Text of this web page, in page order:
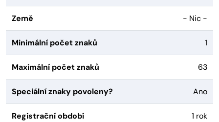
Země - Nic -
Minimální počet znaků 1
Maximální počet znaků 63
Speciální znaky povoleny? Ano
Registrační období 1 rok